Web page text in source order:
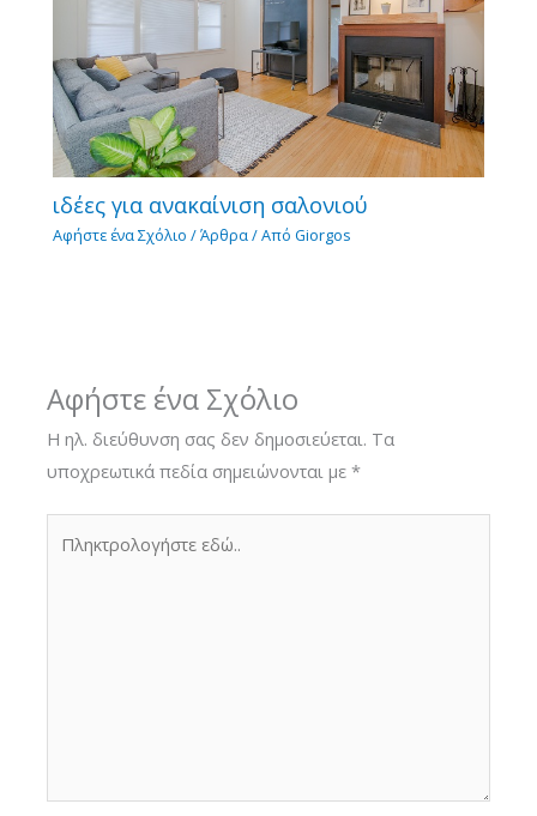
ιδέες για ανακαίνιση σαλονιού
Αφήστε ένα Σχόλιο /Άρθρα/ ΑπόGiorgos
Αφήστε ένα Σχόλιο
Η ηλ. διεύθυνση σας δεν δημοσιεύεται. Τα
υποχρεωτικά πεδία σημειώνονται με*